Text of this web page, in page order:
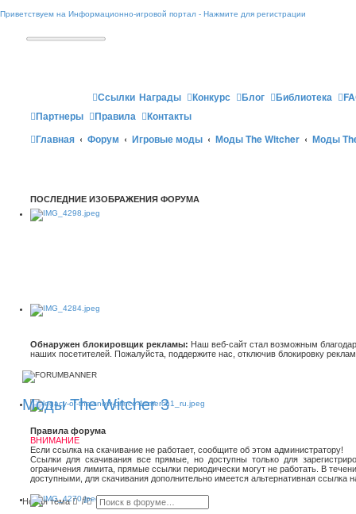
Приветствуем на Информационно-игровой портал - Нажмите для регистрации
Ссылки Награды Конкурс Блог Библиотека
Партнеры
Правила
Контакты
Главная
Форум Игровые моды Моды The Witcher Моды
ПОСЛЕДНИЕ ИЗОБРАЖЕНИЯ ФОРУМА
Обнаружен блокировщик рекламы: Наш веб-сайт стал возможным
наших посетителей. Пожалуйста, поддержите нас, отключив блокировку
Моды The Witcher 3
Правила форума
ВНИМАНИЕ
Если ссылка на скачивание не работает, сообщите об этом администратору!
Ссылки для скачивания все прямые, но доступны только для
ограничения лимита, прямые ссылки периодически могут не работать. В
доступными, для скачивания дополнительно имеется альтернативная ссылка
Новая тема
ПР